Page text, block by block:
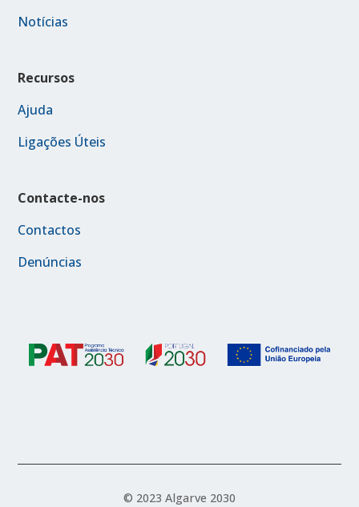
Notícias
Recursos
Ajuda
Ligações Úteis
Contacte-nos
Contactos
Denúncias
© 2023 Algarve 2030